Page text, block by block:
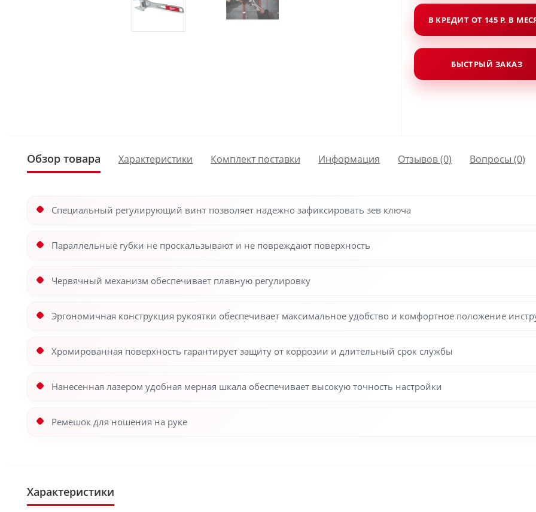
В КРЕДИТ ОТ 145 Р. В
БЫСТРЫЙ ЗАКАЗ
Обзор товара Характеристики Комплект поставки Информация Отзывов (0) Вопросы (0)
Специальный регулирующий винт позволяет надежно зафиксировать зев ключа
Параллельные губки не проскальзывают и не повреждают поверхность
Червячный механизм обеспечивает плавную регулировку
Эргономичная конструкция рукоятки обеспечивает максимальное удобство и комфортное положение
Хромированная поверхность гарантирует защиту от коррозии и длительный срок службы
Нанесенная лазером удобная мерная шкала обеспечивает высокую точность настройки
Ремешок для ношения на руке
Характеристики